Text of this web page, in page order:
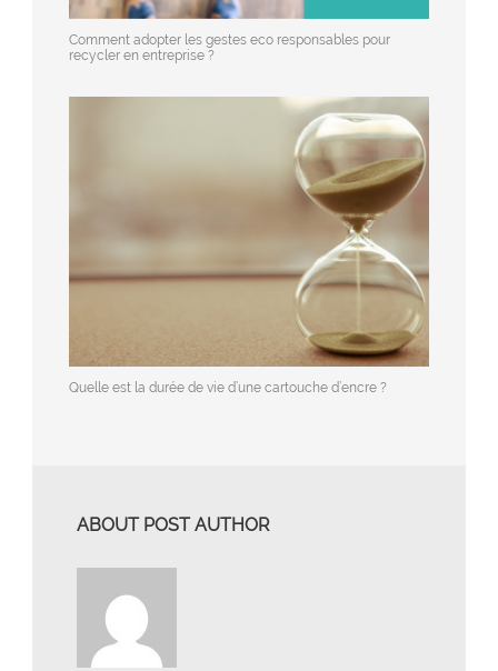
Comment adopter les gestes eco responsables pour
recycler en entreprise ?
Quelle est la durée de vie d’une cartouche d’encre ?
ABOUT POST AUTHOR